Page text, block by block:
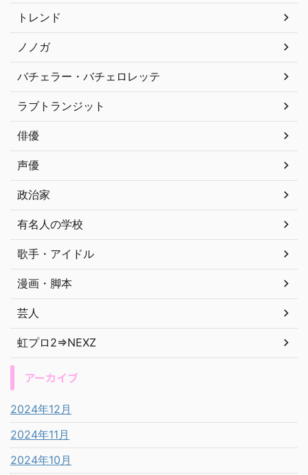
トレンド
ノノガ
バチェラー・バチェロレッテ
ラブトランジット
俳優
声優
政治家
有名人の学校
歌手・アイドル
漫画・脚本
芸人
虹プロ2⇒NEXZ
アーカイブ
2024年12月
2024年11月
2024年10月